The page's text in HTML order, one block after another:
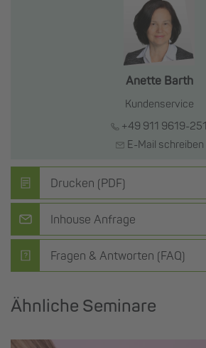
Anette Barth
Kundenservice
+49 911 9619-251
E-Mail schreiben
Drucken (PDF)
Inhouse Anfrage
Fragen & Antworten (FAQ)
Ähnliche Seminare